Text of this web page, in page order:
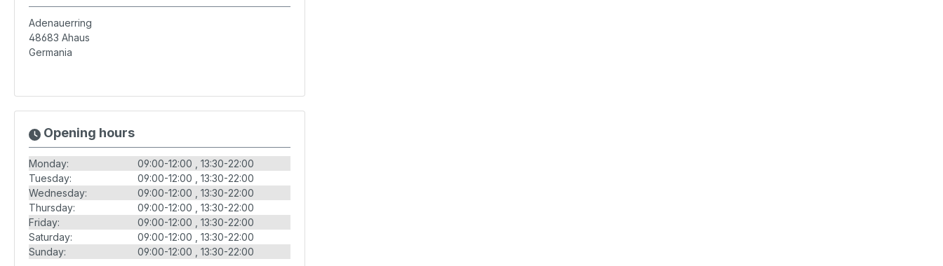
Adenauerring
48683 Ahaus
Germania
Opening hours
Monday: 09:00-12:00
13:30-22:00
Tuesday:
09:00-12:00
13:30-22:00
Wednesday:
09:00-12:00
13:30-22:00
Thursday:
09:00-12:00
13:30-22:00
Friday:
09:00-12:00
13:30-22:00
Saturday:
09:00-12:00
13:30-22:00
Sunday:
09:00-12:00 13:30-22:00